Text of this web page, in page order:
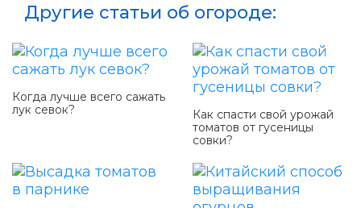
Другие статьи об огороде:
Когда лучше всего сажать
лук севок?
Как спасти свой урожай
томатов от гусеницы
совки?